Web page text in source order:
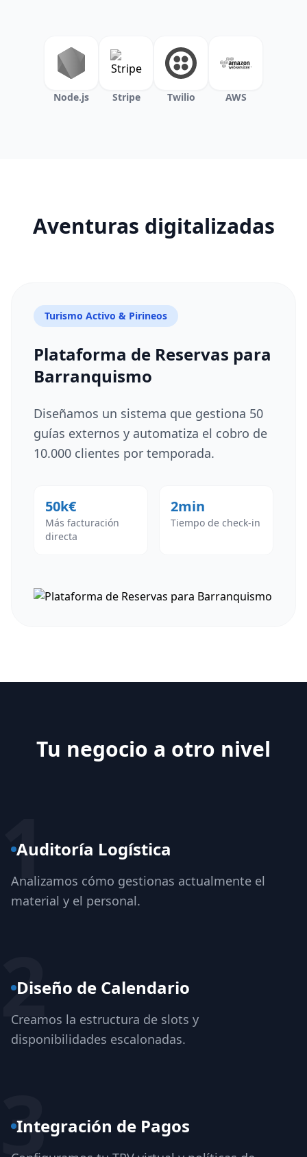
Node.js Stripe Twilio AWS
Aventuras digitalizadas
Turismo Activo & Pirineos
Plataforma de Reservas para
Barranquismo
Diseñamos un sistema que gestiona 50
guías externos y automatiza el cobro de
10.000 clientes por temporada.
50k€
Más facturación
directa
2min
Tiempo de check-in
Tu negocio a otro nivel
1
Auditoría Logística
Analizamos cómo gestionas actualmente el
material y el personal.
2
Diseño de Calendario
Creamos la estructura de slots y
disponibilidades escalonadas.
3
Integración de Pagos